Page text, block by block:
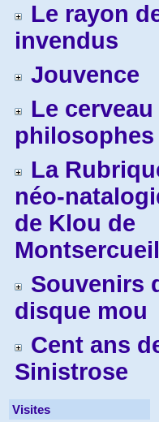
Le rayon
invendus
Jouvence
Le cerveau
philosophes
La
néo-
de Klou de
Montsercueil
Souvenirs
disque mou
Cent ans
Sinistrose
Visites